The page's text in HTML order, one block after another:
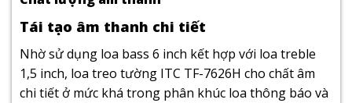
Tái tạo âm thanh chi tiết
Nhờ sử dụng loa bass 6 inch kết hợp với loa treble
1,5 inch, loa treo tường ITC TF-7626H cho chất âm
chi tiết ở mức khá trong phân khúc loa thông báo và